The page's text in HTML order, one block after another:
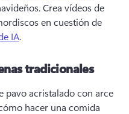
Crea vídeos de
en cuestión de
IA.
tradicionales
pavo acristalado con arce
hacer una comida